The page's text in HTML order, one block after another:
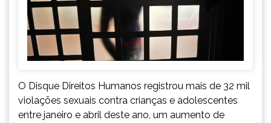
O Disque Direitos Humanos registrou mais de 32 mil
violações sexuais contra crianças e adolescentes
entre janeiro e abril deste ano, um aumento de